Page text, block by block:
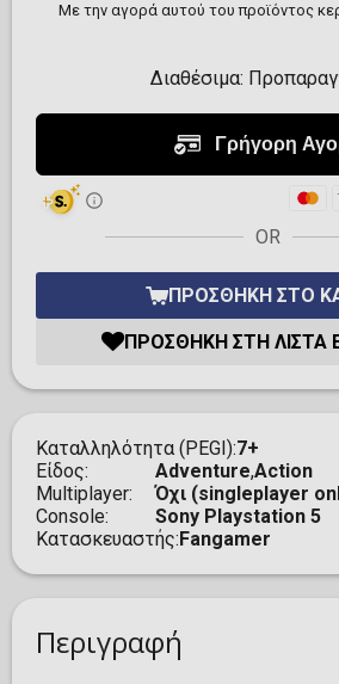
Με την αγορά αυτού του προϊόντος
Διαθέσιμα:
OR
ΠΡΟΣΘΉΚΗ ΣΤΟ
ΠΡΟΣΘΉΚΗ ΣΤΗ ΛΊΣΤΑ
Καταλληλότητα (PEGI) 7+
Είδος
Adventure,Action
Multiplayer
Όχι (singleplayer
Console
Sony Playstation 5
Κατασκευαστής Fangamer
Περιγραφή